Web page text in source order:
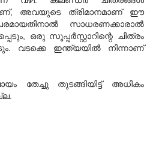
അവയുടെ ത്രിമാനമാണ് ഈ
സാധരണക്കാരാല്‍
ഒരു സൂപ്പര്‍സ്റ്റാറിന്റെ ചിത്രം
വടക്കെ ഇന്ത്യയില്‍ നിന്നാണ്
തേച്ചു തുടങ്ങിയിട്ട് അധികം